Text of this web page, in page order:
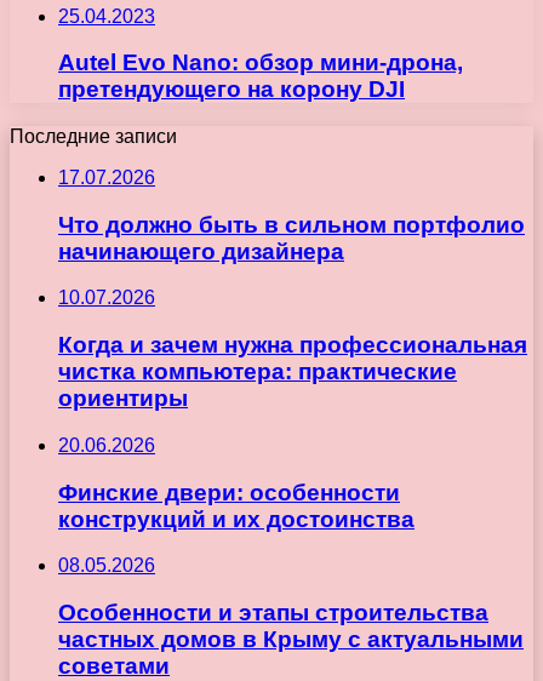
25.04.2023
Autel Evo Nano: обзор мини-дрона,
претендующего на корону DJI
Последние записи
17.07.2026
Что должно быть в сильном портфолио
начинающего дизайнера
10.07.2026
Когда и зачем нужна профессиональная
чистка компьютера: практические
ориентиры
20.06.2026
Финские двери: особенности
конструкций и их достоинства
08.05.2026
Особенности и этапы строительства
частных домов в Крыму с актуальными
советами